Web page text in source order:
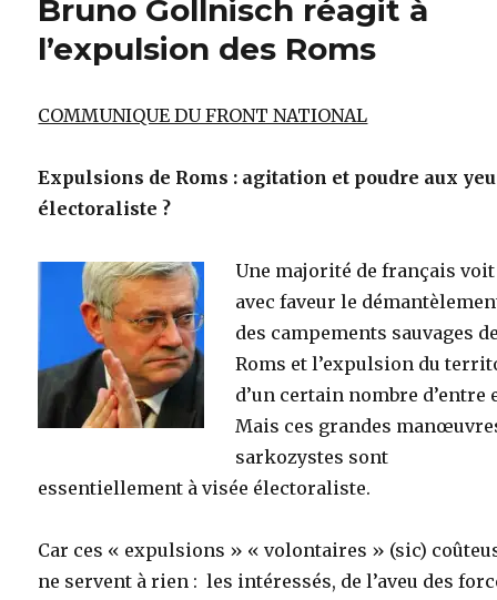
Bruno Gollnisch réagit à
l’expulsion des Roms
COMMUNIQUE DU FRONT NATIONAL
Expulsions de Roms : agitation et poudre aux
électoraliste ?
Une majorité de français voit
avec faveur le
des campements sauvages
Roms et l’expulsion du
d’un certain nombre d’entre
Mais ces grandes
sarkozystes sont
essentiellement à visée électoraliste.
Car ces « expulsions » « volontaires » (sic)
ne servent à rien : les intéressés, de l’aveu des